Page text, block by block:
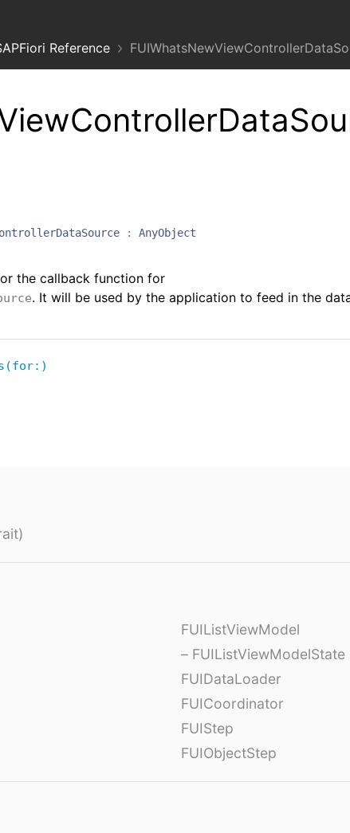
Reference
: AnyObject
the callback function for
. It will be used by the application to feed in the
FUIListViewModel
– FUIListViewModelState
FUIDataLoader
FUICoordinator
FUIStep
FUIObjectStep